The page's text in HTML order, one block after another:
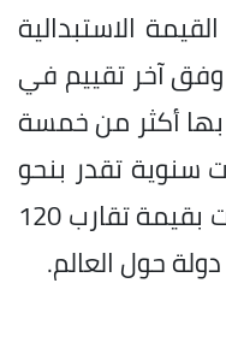
الاستبدالية
جنيه، وفق آخر تقييم في
يعمل بها أكثر من خمسة
تقدر بنحو
12 مليار جنيه، تشمل صادرات بقيمة تقارب 120